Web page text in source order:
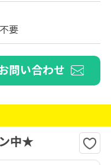
要
問い合わせ
中★